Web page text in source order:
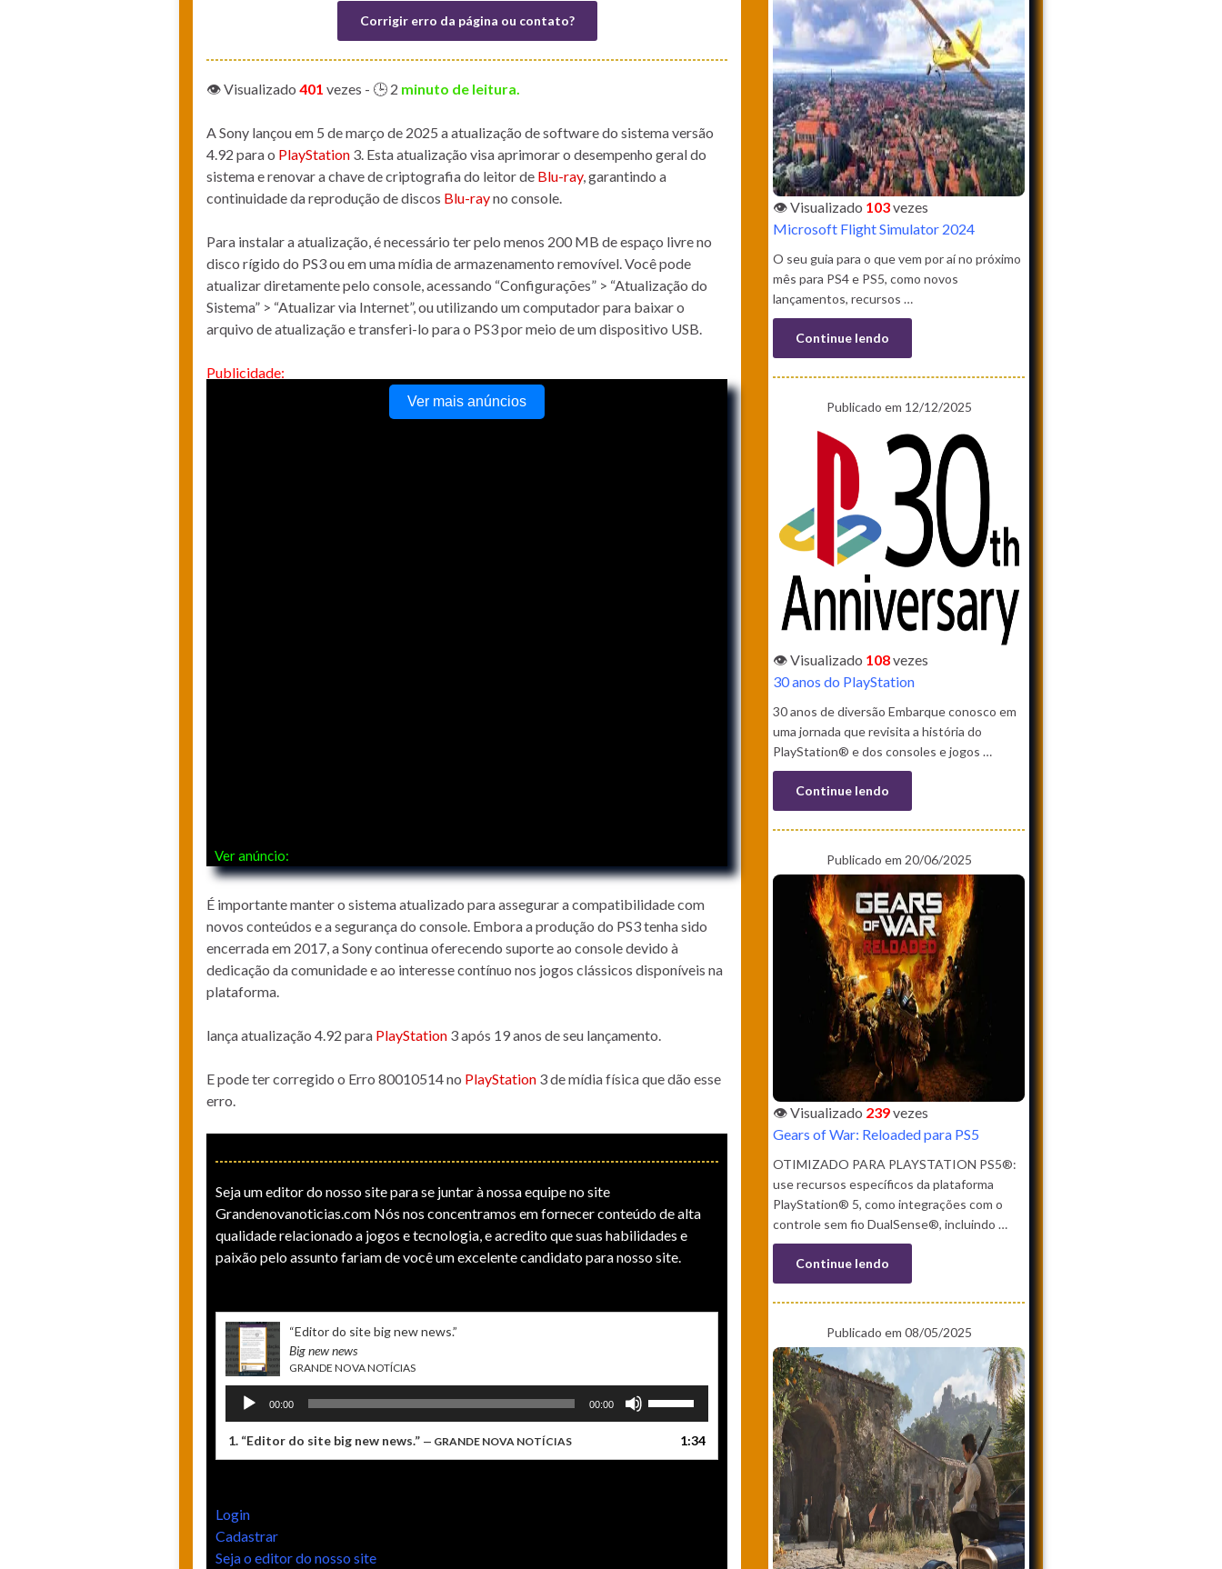
Corrigir erro da página ou contato?
👁️ Visualizado 401 vezes - 🕒 2 minuto de leitura.
A Sony lançou em 5 de março de 2025 a atualização de software do sistema versão
4.92 para o PlayStation 3. Esta atualização visa aprimorar o desempenho geral do
sistema e renovar a chave de criptografia do leitor de Blu-ray, garantindo a
continuidade da reprodução de discos Blu-rayno console.
Para instalar a atualização, é necessário ter pelo menos 200 MB de espaço livre no
disco rígido do PS3 ou em uma mídia de armazenamento removível. Você pode
atualizar diretamente pelo console, acessando “Configurações” > “Atualização do
Sistema” > “Atualizar via Internet”, ou utilizando um computador para baixar o
arquivo de atualização e transferi-lo para o PS3 por meio de um dispositivo USB.
Publicidade:
Ver anúncio:
É importante manter o sistema atualizado para assegurar a compatibilidade com
novos conteúdos e a segurança do console. Embora a produção do PS3 tenha sido
encerrada em 2017, a Sony continua oferecendo suporte ao console devido à
dedicação da comunidade e ao interesse contínuo nos jogos clássicos disponíveis na
plataforma.
lança atualização 4.92 para PlayStation 3 após 19 anos de seu lançamento.
E pode ter corregido o Erro 80010514 no PlayStation 3 de mídia física que dão esse
erro.
Seja um editor do nosso site para se juntar à nossa equipe no site
Grandenovanoticias.com Nós nos concentramos em fornecer conteúdo de alta
qualidade relacionado a jogos e tecnologia, e acredito que suas habilidades e
paixão pelo assunto fariam de você um excelente candidato para nosso site.
“ Editor do site big new news.”
Big new news
GRANDE NOVA NOTÍCIAS
Tocador
áudio
00:00 00:00
1. “ Editor do site big new news.” — GRANDE NOVA NOTÍCIAS 1:34
Login
Cadastrar
Seja o editor do nosso site
👁️ Visualizado 103vezes
Microsoft Flight Simulator 2024
O seu guia para o que vem por aí no próximo
mês para PS4 e PS5, como novos
lançamentos, recursos …
Continue lendo
Publicado em 12/12/2025
👁️ Visualizado 108vezes
30 anos do PlayStation
30 anos de diversão Embarque conosco em
uma jornada que revisita a história do
PlayStation® e dos consoles e jogos …
Continue lendo
Publicado em 20/06/2025
👁️ Visualizado 239vezes
Gears of War: Reloaded para PS5
OTIMIZADO PARA PLAYSTATION PS5®:
use recursos específicos da plataforma
PlayStation® 5, como integrações com o
controle sem fio DualSense®, incluindo …
Continue lendo
Publicado em 08/05/2025